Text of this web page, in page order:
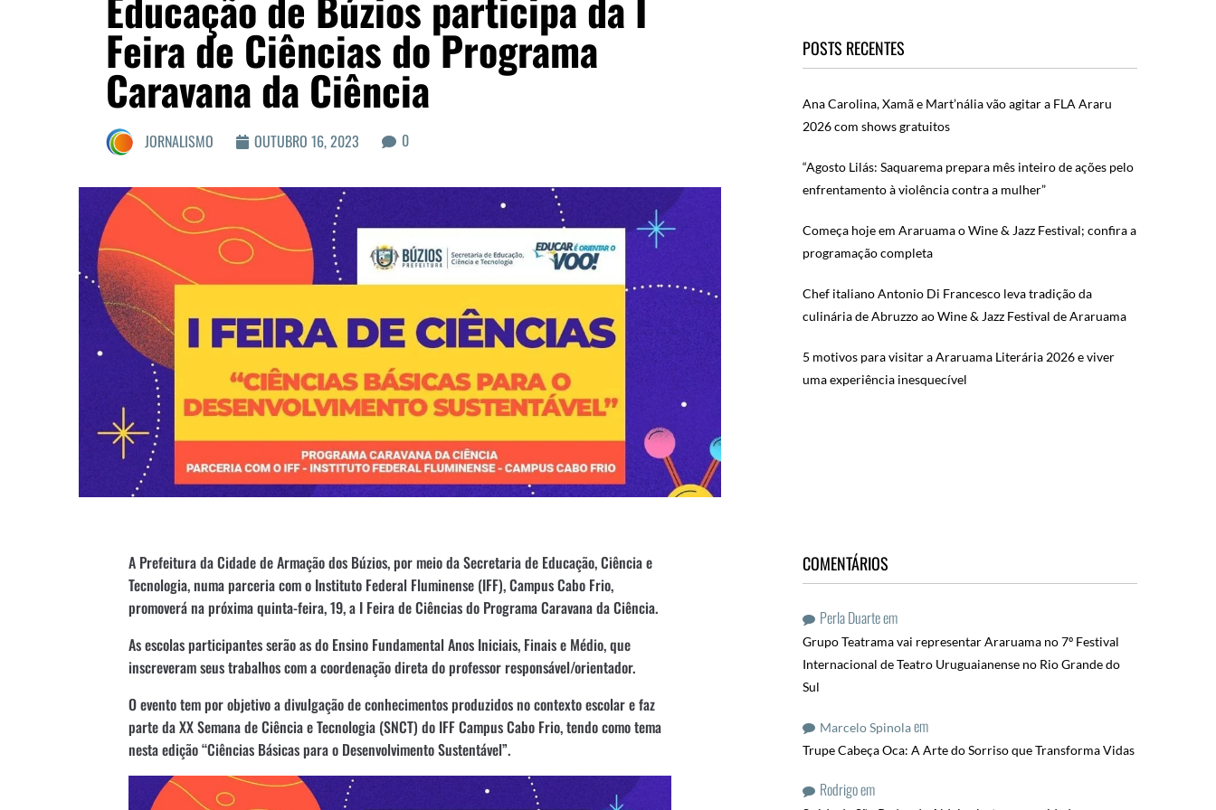
Feira de Ciências do Programa
Caravana da Ciência
JORNALISMO OUTUBRO 16, 2023 0
A Prefeitura da Cidade de Armação dos Búzios, por meio da Secretaria de Educação, Ciência e
Tecnologia, numa parceria com o Instituto Federal Fluminense (IFF), Campus Cabo Frio,
promoverá na próxima quinta-feira, 19, a I Feira de Ciências do Programa Caravana da Ciência.
As escolas participantes serão as do Ensino Fundamental Anos Iniciais, Finais e Médio, que
inscreveram seus trabalhos com a coordenação direta do professor responsável/orientador.
O evento tem por objetivo a divulgação de conhecimentos produzidos no contexto escolar e faz
parte da XX Semana de Ciência e Tecnologia (SNCT) do IFF Campus Cabo Frio, tendo como tema
nesta edição “Ciências Básicas para o Desenvolvimento Sustentável”.
POSTS RECENTES
Ana Carolina, Xamã e Mart’nália vão agitar a FLA Araru
2026 com shows gratuitos
“Agosto Lilás: Saquarema prepara mês inteiro de ações pelo
enfrentamento à violência contra a mulher”
Começa hoje em Araruama o Wine & Jazz Festival; confira a
programação completa
Chef italiano Antonio Di Francesco leva tradição da
culinária de Abruzzo ao Wine & Jazz Festival de Araruama
5 motivos para visitar a Araruama Literária 2026 e viver
uma experiência inesquecível
COMENTÁRIOS
Perla Duarteem
Grupo Teatrama vai representar Araruama no 7º Festival
Internacional de Teatro Uruguaianense no Rio Grande do
Sul
Marcelo Spinolaem
Trupe Cabeça Oca: A Arte do Sorriso que Transforma Vidas
Rodrigoem